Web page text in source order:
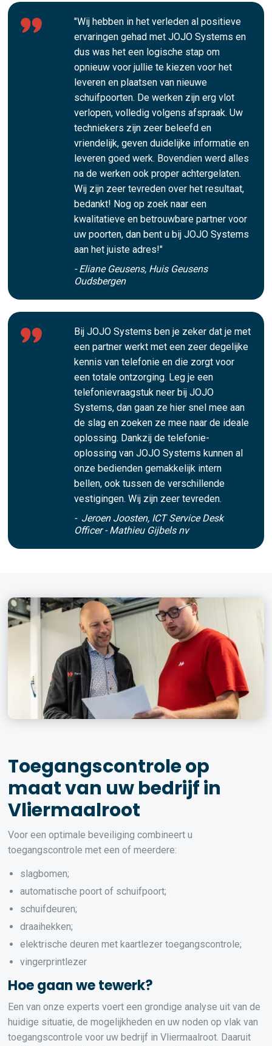
"Wij hebben in het verleden al positieve
ervaringen gehad met JOJO Systems en
dus was het een logische stap om
opnieuw voor jullie te kiezen voor het
leveren en plaatsen van nieuwe
schuifpoorten. De werken zijn erg vlot
verlopen, volledig volgens afspraak. Uw
techniekers zijn zeer beleefd en
vriendelijk, geven duidelijke informatie en
leveren goed werk. Bovendien werd alles
na de werken ook proper achtergelaten.
Wij zijn zeer tevreden over het resultaat,
bedankt! Nog op zoek naar een
kwalitatieve en betrouwbare partner voor
uw poorten, dan bent u bij JOJO Systems
aan het juiste adres!"
- Eliane Geusens, Huis Geusens
Oudsbergen
Bij JOJO Systems ben je zeker dat je met
een partner werkt met een zeer degelijke
kennis van telefonie en die zorgt voor
een totale ontzorging. Leg je een
telefonievraagstuk neer bij JOJO
Systems, dan gaan ze hier snel mee aan
de slag en zoeken ze mee naar de ideale
oplossing. Dankzij de telefonie-
oplossing van JOJO Systems kunnen al
onze bedienden gemakkelijk intern
bellen, ook tussen de verschillende
vestigingen. Wij zijn zeer tevreden.
- Jeroen Joosten, ICT Service Desk
Officer - Mathieu Gijbels nv
Toegangscontrole op
maat van uw bedrijf in
Vliermaalroot
Voor een optimale beveiliging combineert u
toegangscontrole met een of meerdere:
slagbomen;
automatische poort of schuifpoort;
schuifdeuren;
draaihekken;
elektrische deuren met kaartlezer toegangscontrole;
vingerprintlezer
Hoe gaan we tewerk?
Een van onze experts voert een grondige analyse uit van de
huidige situatie, de mogelijkheden en uw noden op vlak van
toegangscontrole voor uw bedrijf in Vliermaalroot. Daaruit